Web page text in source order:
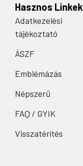
Hasznos Linkek
Adatkezelési
tájékoztató
ÁSZF
Emblémázás
Népszerű
FAQ / GYIK
Visszatérítés